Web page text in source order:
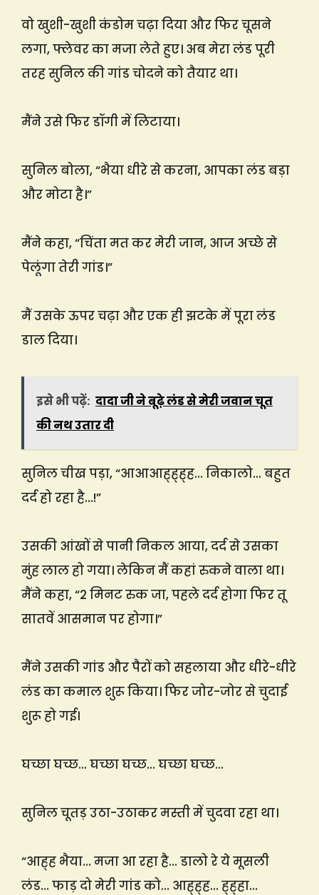
वो खुशी-खुशी कंडोम चढ़ा दिया और फिर चूसने
लगा, फ्लेवर का मजा लेते हुए। अब मेरा लंड पूरी
तरह सुनिल की गांड चोदने को तैयार था।
मैंने उसे फिर डॉगी में लिटाया।
सुनिल बोला, “भैया धीरे से करना, आपका लंड बड़ा
और मोटा है।”
मैंने कहा, “चिंता मत कर मेरी जान, आज अच्छे से
पेलूंगा तेरी गांड।”
मैं उसके ऊपर चढ़ा और एक ही झटके में पूरा लंड
डाल दिया।
इसे भी पढ़ें: दादा जी ने बूढ़े लंड से मेरी जवान चूत
की नथ उतार दी
सुनिल चीख पड़ा, “आआआह्ह्ह्ह… निकालो… बहुत
दर्द हो रहा है…!”
उसकी आंखों से पानी निकल आया, दर्द से उसका
मुंह लाल हो गया। लेकिन मैं कहां रुकने वाला था।
मैंने कहा, “2 मिनट रुक जा, पहले दर्द होगा फिर तू
सातवें आसमान पर होगा।”
मैंने उसकी गांड और पैरों को सहलाया और धीरे-धीरे
लंड का कमाल शुरू किया। फिर जोर-जोर से चुदाई
शुरू हो गई।
घच्छा घच्छ… घच्छा घच्छ… घच्छा घच्छ…
सुनिल चूतड़ उठा-उठाकर मस्ती में चुदवा रहा था।
“आह्ह भैया… मजा आ रहा है… डालो रे ये मूसली
लंड… फाड़ दो मेरी गांड को… आह्ह्ह… ह्ह्हा…